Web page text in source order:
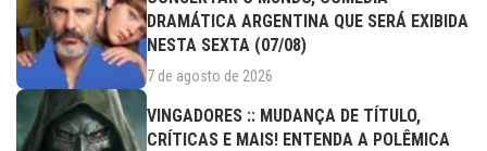
DRAMÁTICA ARGENTINA QUE SERÁ EXIBIDA
NESTA SEXTA (07/08)
7 de agosto de 2026
VINGADORES :: MUDANÇA DE TÍTULO,
CRÍTICAS E MAIS! ENTENDA A POLÊMICA